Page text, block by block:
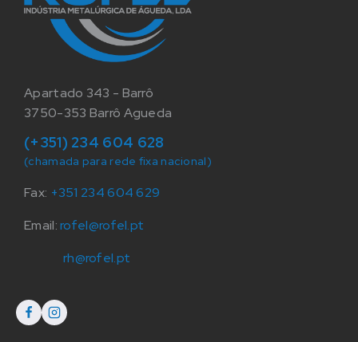
Apartado 343 - Barrô
3750-353 Barrô Agueda
(+351) 234 604 628
(chamada para rede fixa nacional)
Fax: +351 234 604 629
Email:rofel@rofel.pt
rh@rofel.pt